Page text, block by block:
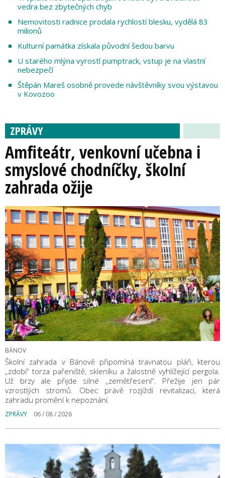
vedra bez zbytečných chyb
Nemovitosti radnice prodala rychlostí blesku, vydělá 83
milionů
Kulturní památka získala původní šedou barvu
U starého mlýna vyrostl pumptrack, vstup je na vlastní
nebezpečí
Štěpán Mareš osobně provede návštěvníky svou výstavou
v Kovozoo
ZPRÁVY
Amfiteátr, venkovní učebna i
smyslové chodníčky, školní
zahrada ožije
BÁNOV
Školní zahrada v Bánově připomíná travnatou pláň, kterou
„zdobí“ torza pařeniště, skleníku a žalostně vyhlížející pergola.
Už brzy ale přijde silné „zemětřesení“. Přežije jen pár
vzrostlých stromů. Obec právě rozjíždí revitalizaci, která
zahradu promění k nepoznání.
ZPRÁVY 06 / 08 / 2026